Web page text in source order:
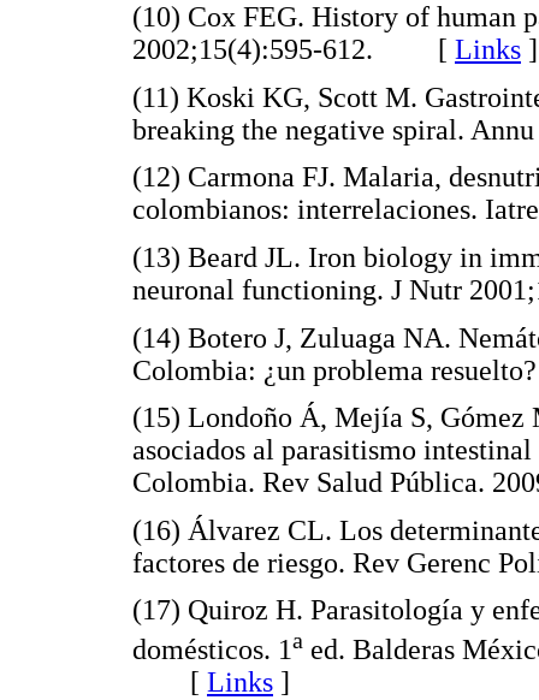
(10) Cox FEG. History of human
2002;15(4):595-612. [ Links ]
(11) Koski KG, Scott M.
breaking the negative spiral.
(12) Carmona FJ. Malaria,
colombianos: interrelaciones.
(13) Beard JL. Iron biology in
neuronal functioning. J Nutr
(14) Botero J, Zuluaga NA.
Colombia: ¿un problema
(15) Londoño Á, Mejía S, Gómez
asociados al parasitismo
Colombia. Rev Salud Pública.
(16) Álvarez CL. Los
factores de riesgo. Rev
(17) Quiroz H. Parasitología y
domésticos. 1a ed. Balderas
[ Links ]